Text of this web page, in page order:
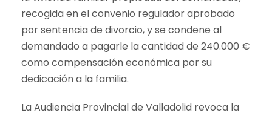
recogida en el convenio regulador aprobado
por sentencia de divorcio, y se condene al
demandado a pagarle la cantidad de 240.000 €
como compensación económica por su
dedicación a la familia.
La Audiencia Provincial de Valladolid revoca la